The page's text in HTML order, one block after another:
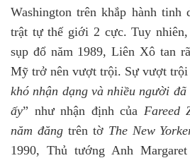
Washington trên khắp hành tinh
trật tự thế giới 2 cực. Tuy
sụp đổ năm 1989, Liên Xô tan
Mỹ trở nên vượt trội. Sự vượt trội
khó nhận dạng và nhiều người
ấy” như nhận định của Fareed
năm đăng trên tờ The New
1990, Thủ tướng Anh